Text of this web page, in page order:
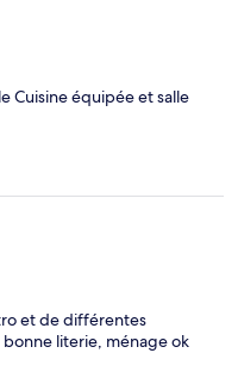
Cuisine équipée et salle
et de différentes
literie, ménage ok